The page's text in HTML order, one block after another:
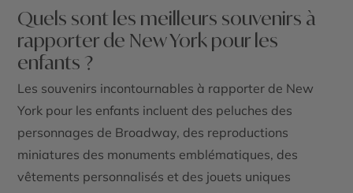
Quels sont les meilleurs souvenirs à
rapporter de New York pour les
enfants ?
Les souvenirs incontournables à rapporter de New
York pour les enfants incluent des peluches des
personnages de Broadway, des reproductions
miniatures des monuments emblématiques, des
vêtements personnalisés et des jouets uniques